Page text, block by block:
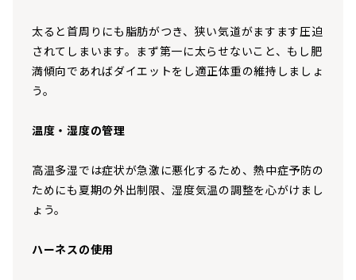
太ると首周りにも脂肪がつき、狭い気道がますます圧迫
されてしまいます。まず第一に太らせないこと、もし肥
満傾向であればダイエットをし適正体重の維持しましょ
う。
温度・湿度の管理
高温多湿では症状が急激に悪化するため、熱中症予防の
ためにも夏期の外出制限、湿度気温の調整を心がけまし
ょう。
ハーネスの使用